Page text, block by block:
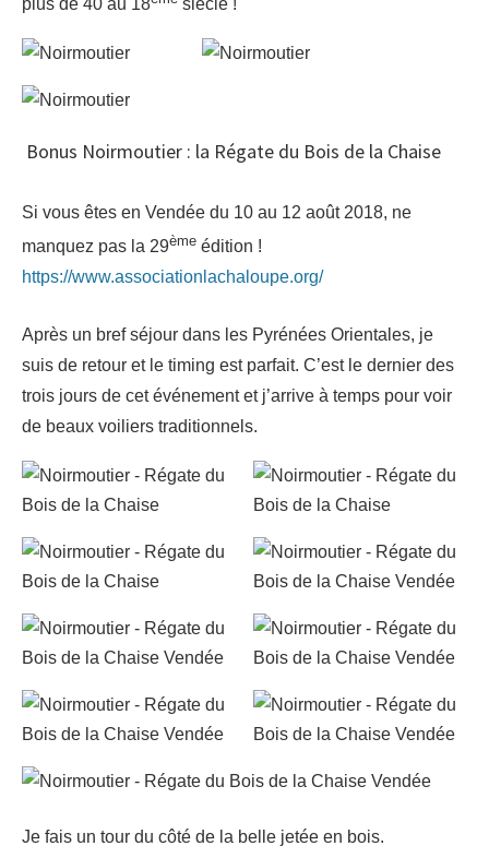
plus de 40 au 18
siècle !
Bonus Noirmoutier : la Régate du Bois de la Chaise
Si vous êtes en Vendée du 10 au 12 août 2018, ne
manquez pas la 29ème édition !
https://www.associationlachaloupe.org/
Après un bref séjour dans les Pyrénées Orientales, je
suis de retour et le timing est parfait. C’est le dernier des
trois jours de cet événement et j’arrive à temps pour voir
de beaux voiliers traditionnels.
Je fais un tour du côté de la belle jetée en bois.